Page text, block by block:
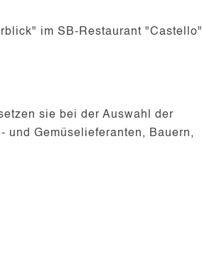
im SB-Restaurant "Castello"
sie bei der Auswahl der
Gemüselieferanten, Bauern,